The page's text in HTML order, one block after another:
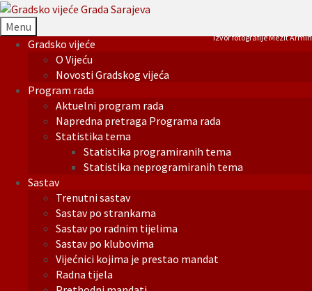
Menu
Gradsko vijeće
O Vijeću
Novosti Gradskog vijeća
Program rada
Aktuelni program rada
Napredna pretraga Programa rada
Statistika tema
Statistika programiranih tema
Statistika neprogramiranih tema
Sastav
Trenutni sastav
Sastav po strankama
Sastav po radnim tijelima
Sastav po klubovima
Vijećnici kojima je prestao mandat
Radna tijela
Izvor fotografije Mezit Armin